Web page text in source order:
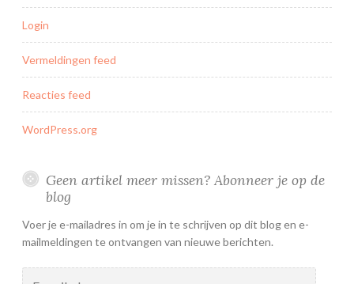
Login
Vermeldingen feed
Reacties feed
WordPress.org
Geen artikel meer missen? Abonneer je op de
blog
Voer je e-mailadres in om je in te schrijven op dit blog en e-
mailmeldingen te ontvangen van nieuwe berichten.